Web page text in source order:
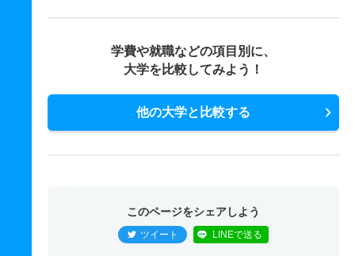
学費や就職などの項目別に、
大学を比較してみよう！
他の大学と比較する
このページをシェアしよう
ツイート LINEで送る